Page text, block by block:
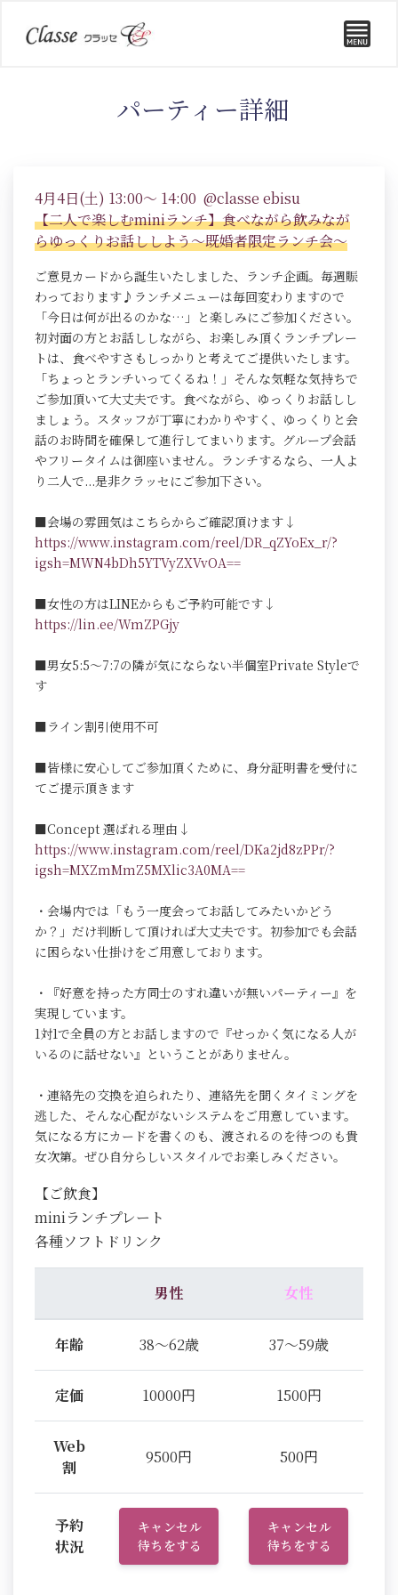
パーティー詳細
4月4日(土) 13:00～ 14:00 @classe ebisu
【二人で楽しむminiランチ】食べながら飲みなが
らゆっくりお話ししよう～既婚者限定ランチ会～
ご意見カードから誕生いたしました、ランチ企画。毎週賑
わっております♪ランチメニューは毎回変わりますので
「今日は何が出るのかな…」と楽しみにご参加ください。
初対面の方とお話ししながら、お楽しみ頂くランチプレー
トは、食べやすさもしっかりと考えてご提供いたします。
「ちょっとランチいってくるね！」そんな気軽な気持ちで
ご参加頂いて大丈夫です。食べながら、ゆっくりお話しし
ましょう。スタッフが丁寧にわかりやすく、ゆっくりと会
話のお時間を確保して進行してまいります。グループ会話
やフリータイムは御座いません。ランチするなら、一人よ
り二人で...是非クラッセにご参加下さい。
■会場の雰囲気はこちらからご確認頂けます↓
https://www.instagram.com/reel/DR_qZYoEx_r/?
igsh=MWN4bDh5YTVyZXVvOA==
■女性の方はLINEからもご予約可能です↓
https://lin.ee/WmZPGjy
■男女5:5～7:7の隣が気にならない半個室Private Styleで
す
■ライン割引使用不可
■皆様に安心してご参加頂くために、身分証明書を受付に
てご提示頂きます
■Concept 選ばれる理由↓
https://www.instagram.com/reel/DKa2jd8zPPr/?
igsh=MXZmMmZ5MXlic3A0MA==
・会場内では「もう一度会ってお話してみたいかどう
か？」だけ判断して頂ければ大丈夫です。初参加でも会話
に困らない仕掛けをご用意しております。
・『好意を持った方同士のすれ違いが無いパーティー』を
実現しています。
1対1で全員の方とお話しますので『せっかく気になる人が
いるのに話せない』ということがありません。
・連絡先の交換を迫られたり、連絡先を聞くタイミングを
逃した、そんな心配がないシステムをご用意しています。
気になる方にカードを書くのも、渡されるのを待つのも貴
女次第。ぜひ自分らしいスタイルでお楽しみください。
【ご飲食】
miniランチプレート
各種ソフトドリンク
男性 女性
年齢 38～62歳 37～59歳
定価 10000円 1500円
Web
割
9500円 500円
予約
状況
キャンセル
待ちをする
キャンセル
待ちをする